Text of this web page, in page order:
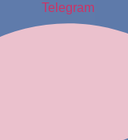
Telegram